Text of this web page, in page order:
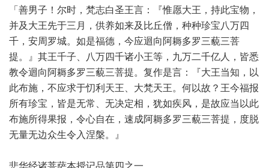
「善男子！尔时，梵志白圣王言：『惟愿大王，持此宝物，
并及大王先于三月，供养如来及比丘僧，种种珍宝八万四
千，安周罗城。如是福德，今应迴向阿耨多罗三藐三菩
提。』其王千子、八万四千诸小王等，九万二千亿人，皆悉
教令迴向阿耨多罗三藐三菩提。复作是言：『大王当知，以
此布施，不应求于忉利天王、大梵天王。何以故？王今福报
所有珍宝，皆是无常、无决定相，犹如疾风，是故应当以此
布施所得果报，令心自在，速成阿耨多罗三藐三菩提，度脱
无量无边众生令入涅槃。』
悲华经诸菩萨本授记品第四之一